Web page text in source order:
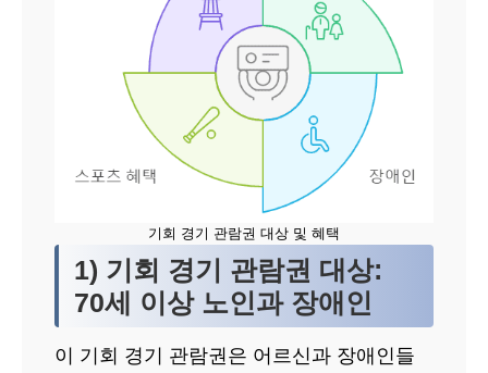
기회 경기 관람권 대상 및 혜택
1) 기회 경기 관람권 대상:
70세 이상 노인과 장애인
이 기회 경기 관람권은 어르신과 장애인들